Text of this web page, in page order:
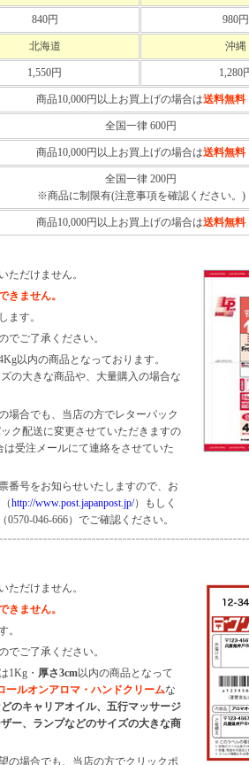
840円 980円
北海道 沖縄
1,550円 1,280
商品10,000円 以上お買上げの場合は送料無料
全国一律 600円
商品10,000円 以上お買上げの場合は送料無料
全国一律 200円
※商品に制限有(注意事項を確認ください。)
商品10,000円 以上お買上げの場合は送料無料
ただけません。
きません。
ます。
でご了承ください。
以内の商品となっております。
の大きな商品や、大量購入の場合な
場合でも、当店の方でレターパック
ク配送に変更させていただきますの
受注メールにて連絡をさせていた
番号をお知らせいたしますので、お
http://www.post.japanpost.jp/）もしく
046-666）でご確認ください。
ただけません。
きません。
。
でご了承ください。
1Kg・ 厚さ3cm以内の商品となって
ールオンアロマ・ハンドクリームな
のキャリアオイル、五行マッサージ
ー、ランプなどのサイズの大きな商
の場合でも、当店の方でクリックポ